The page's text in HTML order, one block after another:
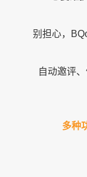
别担心，
自动邀评
多种